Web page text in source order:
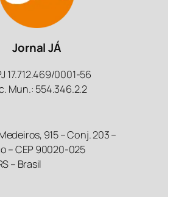
Jornal JÁ
17.712.469/0001-56
Mun.: 554.346.2.2
915 – Conj. 203 –
– CEP 90020-025
– Brasil